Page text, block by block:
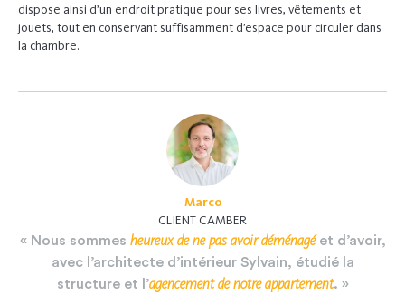
dispose ainsi d’un endroit pratique pour ses livres, vêtements et
jouets, tout en conservant suffisamment d’espace pour circuler dans
la chambre.
Marco
CLIENT CAMBER
« Nous sommes heureux de ne pas avoir déménagé et d’avoir,
avec l’architecte d’intérieur Sylvain, étudié la
structure et l’agencement de notre appartement. »